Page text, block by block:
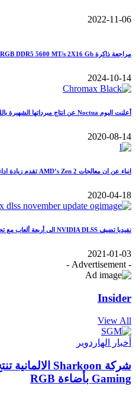
2022-11-06
مراجعة ذاكرة XPG Lancer RGB DDR5 5600 MT/s 2X16 Gb
2024-10-14
أعلنت اليوم Noctua عن انتاج مبرداتها الشهيرة باللون الأسود chromax black
2020-08-14
انباء عن ان معالجات AMD’s Zen 2 تقدم زيادة اداء بنسبة 10-15٪ IPC و انوية تصل إلى 16 نواة
2020-04-18
نفيديا تضيف NVIDIA DLSS الى أربعة ألعاب مع تحسين الاداء 120%
2021-01-03
- Advertisement -
Insider
View All
أخبار الهاردوير
Gaming بأضاءة RGB